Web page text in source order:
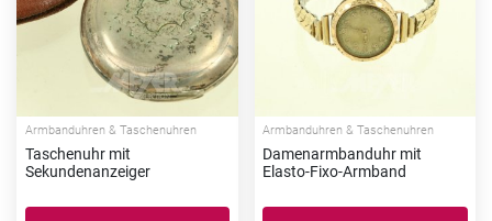
Armbanduhren & Taschenuhren
Taschenuhr mit
Sekundenanzeiger
Armbanduhren & Taschenuhren
Damenarmbanduhr mit
Elasto-Fixo-Armband